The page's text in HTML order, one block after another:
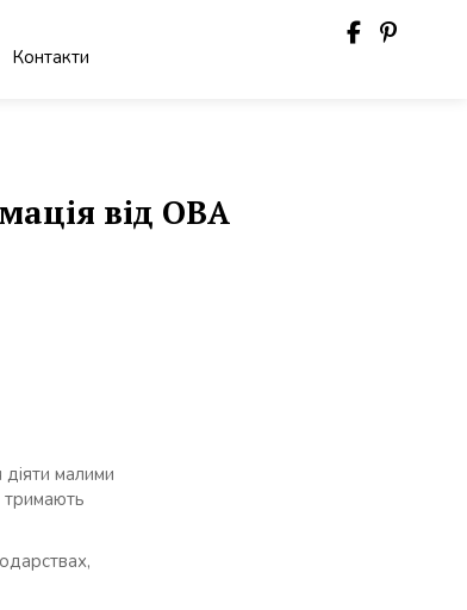
Контакти
від ОВА
діяти малими
тримають